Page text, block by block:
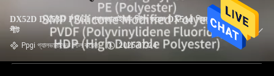
DX52D DX53D PPGI গ্যালভানাইজড স্টিল কয়েল DX51d প্রিপেইন্টেড জি
শীট
Ppgi গ্যালভানাইজড স্টিল কয়েল 2025-07-24